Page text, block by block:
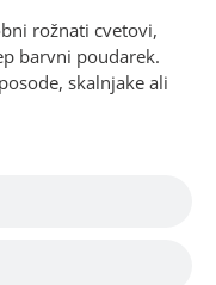
rožnati cvetovi,
barvni poudarek.
skalnjake ali